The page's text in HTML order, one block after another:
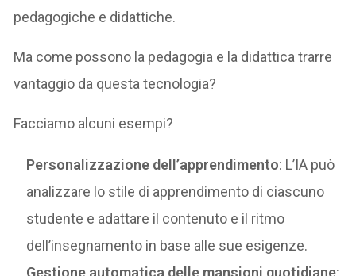
pedagogiche e didattiche.
Ma come possono la pedagogia e la didattica trarre
vantaggio da questa tecnologia?
Facciamo alcuni esempi?
Personalizzazione dell’apprendimento: L’IA può
analizzare lo stile di apprendimento di ciascuno
studente e adattare il contenuto e il ritmo
dell’insegnamento in base alle sue esigenze.
Gestione automatica delle mansioni quotidiane: